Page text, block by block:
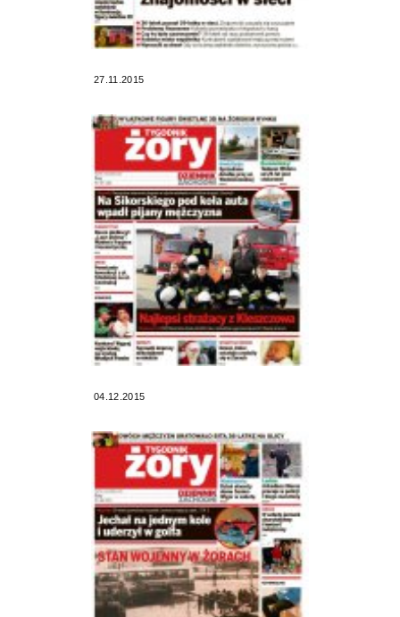
27.11.2015
04.12.2015